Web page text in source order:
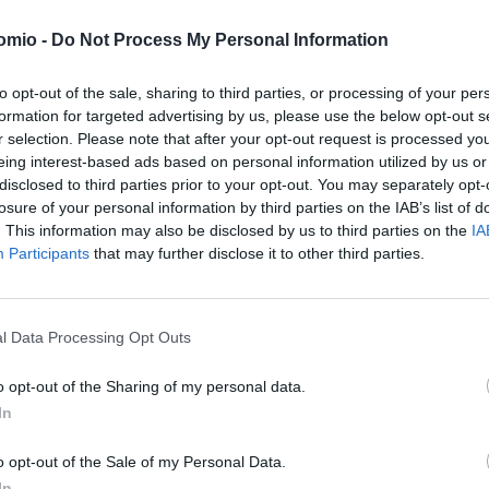
- Do Not Process My Personal Information
opt-out of the sale, sharing to third parties, or processing of your
for targeted advertising by us, please use the below opt-out
selection. Please note that after your opt-out request is processed
interest-based ads based on personal information utilized by us
to third parties prior to your opt-out. You may separately
of your personal information by third parties on the IAB’s list of
This information may also be disclosed by us to third parties on the
Participants that may further disclose it to other third parties.
Data Processing Opt Outs
opt-out of the Sharing of my personal data.
opt-out of the Sale of my Personal Data.
δεύτερη θέση ηΙρλανδία, η διαμονή στην οποία μέσω
οποία παρά το ότι έχει τον υψηλότερο μέσο ετήσιομισθό
δεν ξεπερνά τα 20.000 ευρώ. Ο χρόνος όμως για την
πιο προσβάσιμες χώρες για μετακόμιση ενός ψηφιακού νομά.